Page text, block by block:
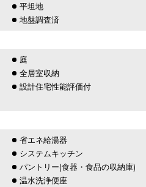
平坦地
地盤調査済
庭
全居室収納
設計住宅性能評価付
省エネ給湯器
システムキッチン
パントリー(食器・食品の収納庫)
温水洗浄便座